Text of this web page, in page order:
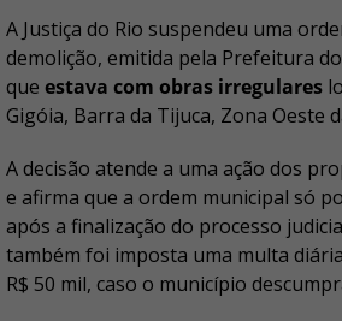
A Justiça do Rio suspendeu uma
demolição, emitida pela Prefeitura
que estava com obras irregulares
Gigóia, Barra da Tijuca, Zona Oeste
A decisão atende a uma ação dos
e afirma que a ordem municipal só
após a finalização do processo
também foi imposta uma multa
R$ 50 mil, caso o município